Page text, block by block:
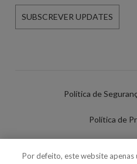
SUBSCREVER UPDATES
Política de
Política de
Por defeito, este website apenas